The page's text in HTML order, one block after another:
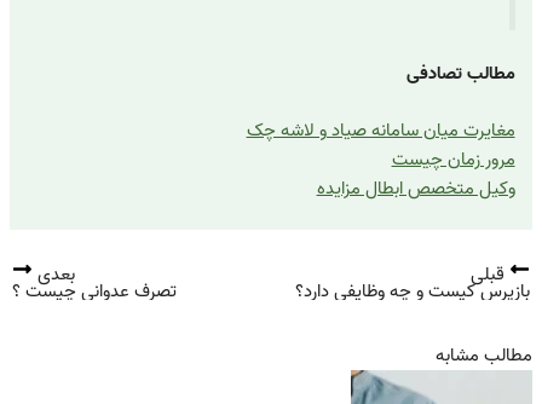
مطالب تصادفی
مغایرت میان سامانه صیاد و لاشه چک
مرور زمان چیست
وکیل متخصص ابطال مزایده
قبلی
بازپرس کیست و چه وظایفی دارد؟
بعدی
تصرف عدوانی چیست ؟
مطالب مشابه